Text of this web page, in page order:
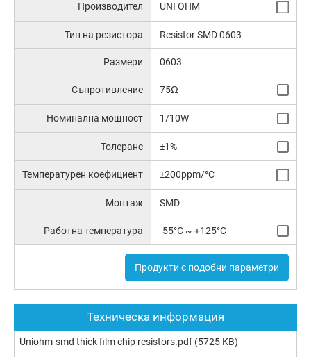
Производител UNI OHM
Тип на резистора Resistor SMD 0603
Размери 0603
Съпротивление 75Ω
Номинална мощност 1/10W
Толеранс ±1%
Температурен коефициент ±200ppm/°C
Монтаж SMD
Работна температура -55°C ~ +125°C
Продукти с подобни параметри
Техническа информация
Uniohm-smd thick film chip resistors.pdf (5725 KB)